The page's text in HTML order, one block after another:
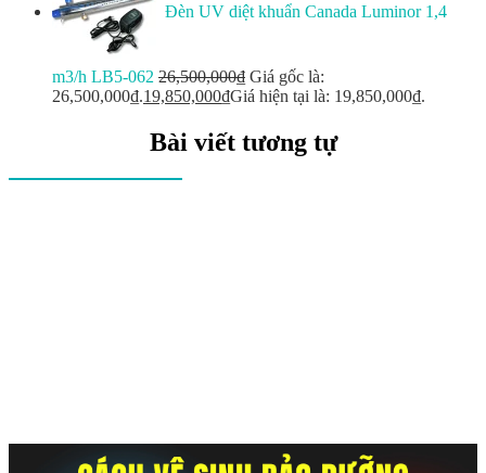
Đèn UV diệt khuẩn Canada Luminor 1,4
m3/h LB5-062 26,500,000₫ Giá gốc là:
26,500,000₫.19,850,000₫Giá hiện tại là: 19,850,000₫.
Bài viết tương tự